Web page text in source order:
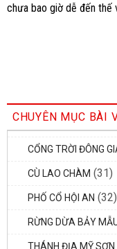
chưa bao giờ dễ đến thế
CHUYÊN MỤC BÀI
CỔNG TRỜI ĐÔNG
CÙ LAO CHÀM (31)
PHỐ CỔ HỘI AN (32)
RỪNG DỪA BẢY
THÁNH ĐỊA MỸ SƠN